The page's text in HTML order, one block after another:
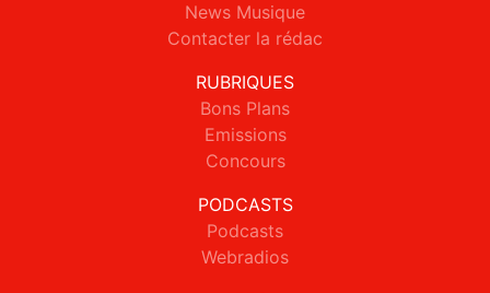
News Musique
Contacter la rédac
RUBRIQUES
Bons Plans
Emissions
Concours
PODCASTS
Podcasts
Webradios